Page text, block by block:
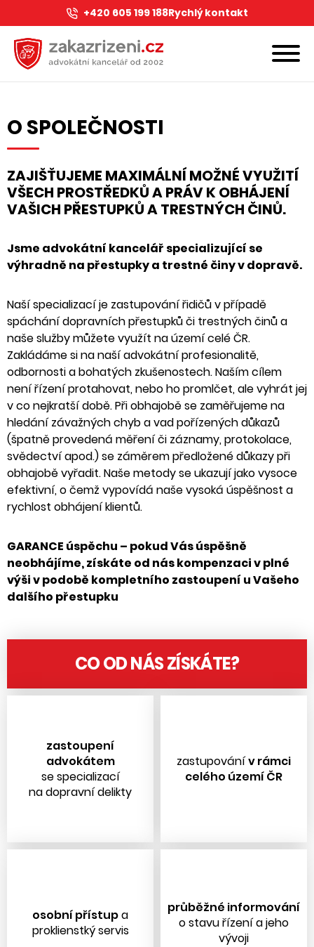
+420 605 199 188Rychlý kontakt
O SPOLEČNOSTI
ZAJIŠŤUJEME MAXIMÁLNÍ MOŽNÉ VYUŽITÍ
VŠECH PROSTŘEDKŮ A PRÁV K OBHÁJENÍ
VAŠICH PŘESTUPKŮ A TRESTNÝCH ČINŮ.
Jsme advokátní kancelář specializující se
výhradně na přestupky a trestné činy v dopravě.
Naší specializací je zastupování řidičů v případě
spáchání dopravních přestupků či trestných činů a
naše služby můžete využít na území celé ČR.
Zakládáme si na naší advokátní profesionalitě,
odbornosti a bohatých zkušenostech. Naším cílem
není řízení protahovat, nebo ho promlčet, ale vyhrát jej
v co nejkratší době. Při obhajobě se zaměřujeme na
hledání závažných chyb a vad pořízených důkazů
(špatně provedená měření či záznamy, protokolace,
svědectví apod.) se záměrem předložené důkazy při
obhajobě vyřadit. Naše metody se ukazují jako vysoce
efektivní, o čemž vypovídá naše vysoká úspěšnost a
rychlost obhájení klientů.
GARANCE úspěchu – pokud Vás úspěšně
neobhájíme, získáte od nás kompenzaci v plné
výši v podobě kompletního zastoupení u Vašeho
dalšího přestupku
CO OD NÁS ZÍSKÁTE?
zastoupení
advokátem
se specializací
na dopravní delikty
zastupovánív rámci
celého území ČR
osobní přístupa
proklienstký servis
průběžné informování
o stavu řízení a jeho
vývoji